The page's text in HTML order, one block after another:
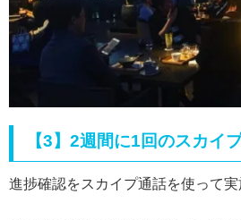
【3】2週間に1回のスカイ
進捗確認をスカイプ通話を使って実